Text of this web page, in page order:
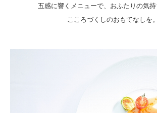
五感に響くメニューで、おふたりの気
こころづくしのおもてなしを。